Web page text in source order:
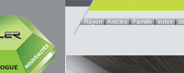
Rayon|Articles|Famille|index|